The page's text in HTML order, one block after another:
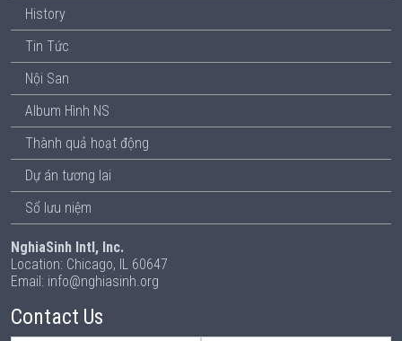
History
Tin Tức
Nội San
Album Hình NS
Thành quả hoạt động
Dự án tương lai
Sổ lưu niệm
NghiaSinh Intl, Inc.
Location: Chicago, IL 60647
Email: info@nghiasinh.org
Contact Us